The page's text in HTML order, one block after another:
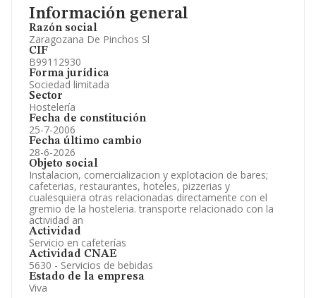
Información general
Razón social
Zaragozana De Pinchos Sl
CIF
B99112930
Forma jurídica
Sociedad limitada
Sector
Hostelería
Fecha de constitución
25-7-2006
Fecha último cambio
28-6-2026
Objeto social
Instalacion, comercializacion y explotacion de bares;
cafeterias, restaurantes, hoteles, pizzerias y
cualesquiera otras relacionadas directamente con el
gremio de la hosteleria. transporte relacionado con la
actividad an
Actividad
Servicio en cafeterías
Actividad CNAE
5630 - Servicios de bebidas
Estado de la empresa
Viva
Información oficial y registral complementaria.